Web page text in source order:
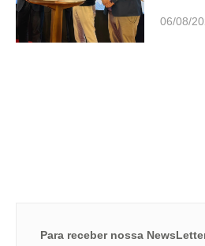
06/08/
Para receber nossa